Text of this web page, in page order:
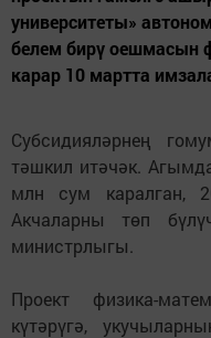
университеты»
белем бирү оешмасын
карар 10 мартта
Субсидияләрнең
тәшкил итәчәк.
млн сум каралган,
Акчаларны төп
министрлыгы.
Проект физика-
күтәрүгә,